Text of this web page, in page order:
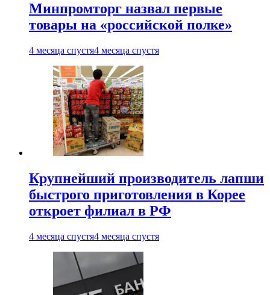
Минпромторг назвал первые
товары на «российской полке»
4 месяца спустя4 месяца спустя
Крупнейший производитель лапши
быстрого приготовления в Корее
откроет филиал в РФ
4 месяца спустя4 месяца спустя